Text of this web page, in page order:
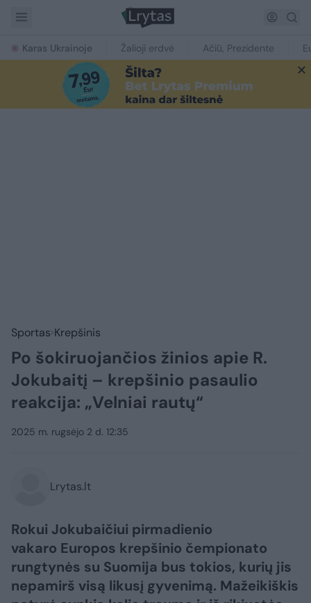
Karas Ukrainoje Žalioji erdvė Ačiū, Prezidente
Sportas Krepšinis
Po šokiruojančios žinios apie R.
Jokubaitį – krepšinio pasaulio
reakcija: „Velniai rautų“
2025 m. rugsėjo 2 d. 12:35
Lrytas.lt
Rokui Jokubaičiui pirmadienio
vakaro Europos krepšinio čempionato
rungtynės su Suomija bus tokios, kurių jis
nepamirš visą likusį gyvenimą. Mažeikiškis